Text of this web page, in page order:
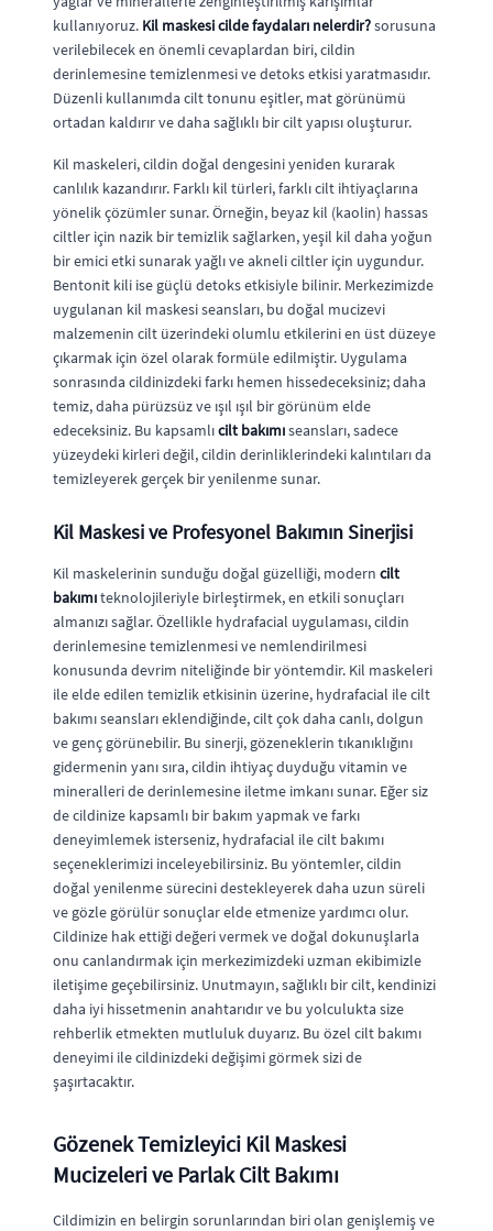
kullanıyoruz. Kil maskesi cilde faydaları nelerdir?sorusuna
verilebilecek en önemli cevaplardan biri, cildin
derinlemesine temizlenmesi ve detoks etkisi yaratmasıdır.
Düzenli kullanımda cilt tonunu eşitler, mat görünümü
ortadan kaldırır ve daha sağlıklı bir cilt yapısı oluşturur.
Kil maskeleri, cildin doğal dengesini yeniden kurarak
canlılık kazandırır. Farklı kil türleri, farklı cilt ihtiyaçlarına
yönelik çözümler sunar. Örneğin, beyaz kil (kaolin) hassas
ciltler için nazik bir temizlik sağlarken, yeşil kil daha yoğun
bir emici etki sunarak yağlı ve akneli ciltler için uygundur.
Bentonit kili ise güçlü detoks etkisiyle bilinir. Merkezimizde
uygulanan kil maskesi seansları, bu doğal mucizevi
malzemenin cilt üzerindeki olumlu etkilerini en üst düzeye
çıkarmak için özel olarak formüle edilmiştir. Uygulama
sonrasında cildinizdeki farkı hemen hissedeceksiniz; daha
temiz, daha pürüzsüz ve ışıl ışıl bir görünüm elde
edeceksiniz. Bu kapsamlıcilt bakımıseansları, sadece
yüzeydeki kirleri değil, cildin derinliklerindeki kalıntıları da
temizleyerek gerçek bir yenilenme sunar.
Kil Maskesi ve Profesyonel Bakımın Sinerjisi
Kil maskelerinin sunduğu doğal güzelliği, modern cilt
bakımıteknolojileriyle birleştirmek, en etkili sonuçları
almanızı sağlar. Özellikle hydrafacial uygulaması, cildin
derinlemesine temizlenmesi ve nemlendirilmesi
konusunda devrim niteliğinde bir yöntemdir. Kil maskeleri
ile elde edilen temizlik etkisinin üzerine, hydrafacial ile cilt
bakımı seansları eklendiğinde, cilt çok daha canlı, dolgun
ve genç görünebilir. Bu sinerji, gözeneklerin tıkanıklığını
gidermenin yanı sıra, cildin ihtiyaç duyduğu vitamin ve
mineralleri de derinlemesine iletme imkanı sunar. Eğer siz
de cildinize kapsamlı bir bakım yapmak ve farkı
deneyimlemek isterseniz, hydrafacial ile cilt bakımı
seçeneklerimizi inceleyebilirsiniz. Bu yöntemler, cildin
doğal yenilenme sürecini destekleyerek daha uzun süreli
ve gözle görülür sonuçlar elde etmenize yardımcı olur.
Cildinize hak ettiği değeri vermek ve doğal dokunuşlarla
onu canlandırmak için merkezimizdeki uzman ekibimizle
iletişime geçebilirsiniz. Unutmayın, sağlıklı bir cilt, kendinizi
daha iyi hissetmenin anahtarıdır ve bu yolculukta size
rehberlik etmekten mutluluk duyarız. Bu özel cilt bakımı
deneyimi ile cildinizdeki değişimi görmek sizi de
şaşırtacaktır.
Gözenek Temizleyici Kil Maskesi
Mucizeleri ve Parlak Cilt Bakımı
Cildimizin en belirgin sorunlarından biri olan genişlemiş ve